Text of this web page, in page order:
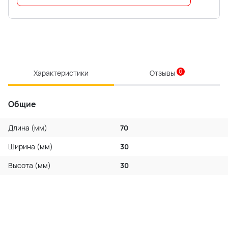
Характеристики Отзывы 0
Общие
Длина (мм)
70
Ширина (мм)
30
Высота (мм)
30